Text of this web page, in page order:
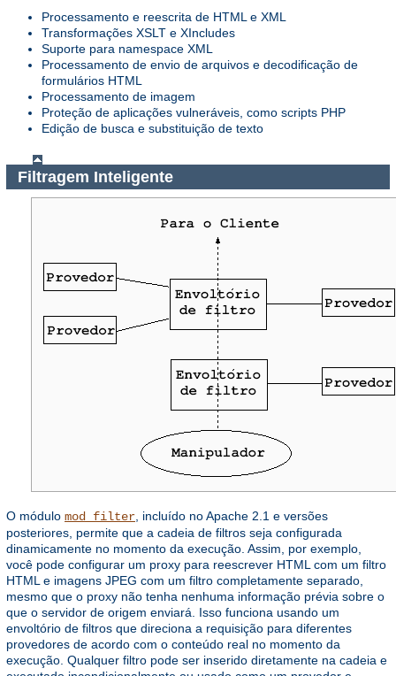
Processamento e reescrita de HTML e XML
Transformações XSLT e XIncludes
Suporte para namespace XML
Processamento de envio de arquivos e decodificação de
formulários HTML
Processamento de imagem
Proteção de aplicações vulneráveis, como scripts PHP
Edição de busca e substituição de texto
Filtragem Inteligente
O módulo mod_filter, incluído no Apache 2.1 e versões
posteriores, permite que a cadeia de filtros seja configurada
dinamicamente no momento da execução. Assim, por exemplo,
você pode configurar um proxy para reescrever HTML com um filtro
HTML e imagens JPEG com um filtro completamente separado,
mesmo que o proxy não tenha nenhuma informação prévia sobre o
que o servidor de origem enviará. Isso funciona usando um
envoltório de filtros que direciona a requisição para diferentes
provedores de acordo com o conteúdo real no momento da
execução. Qualquer filtro pode ser inserido diretamente na cadeia e